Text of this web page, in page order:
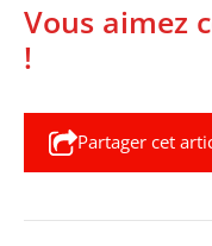
Vous aimez
!
Partager cet